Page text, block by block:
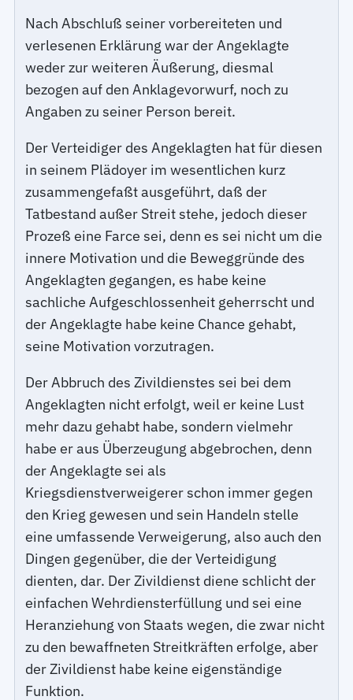
Nach Abschluß seiner vorbereiteten und
verlesenen Erklärung war der Angeklagte
weder zur weiteren Äußerung, diesmal
bezogen auf den Anklagevorwurf, noch zu
Angaben zu seiner Person bereit.
Der Verteidiger des Angeklagten hat für diesen
in seinem Plädoyer im wesentlichen kurz
zusammengefaßt ausgeführt, daß der
Tatbestand außer Streit stehe, jedoch dieser
Prozeß eine Farce sei, denn es sei nicht um die
innere Motivation und die Beweggründe des
Angeklagten gegangen, es habe keine
sachliche Aufgeschlossenheit geherrscht und
der Angeklagte habe keine Chance gehabt,
seine Motivation vorzutragen.
Der Abbruch des Zivildienstes sei bei dem
Angeklagten nicht erfolgt, weil er keine Lust
mehr dazu gehabt habe, sondern vielmehr
habe er aus Überzeugung abgebrochen, denn
der Angeklagte sei als
Kriegsdienstverweigerer schon immer gegen
den Krieg gewesen und sein Handeln stelle
eine umfassende Verweigerung, also auch den
Dingen gegenüber, die der Verteidigung
dienten, dar. Der Zivildienst diene schlicht der
einfachen Wehrdiensterfüllung und sei eine
Heranziehung von Staats wegen, die zwar nicht
zu den bewaffneten Streitkräften erfolge, aber
der Zivildienst habe keine eigenständige
Funktion.